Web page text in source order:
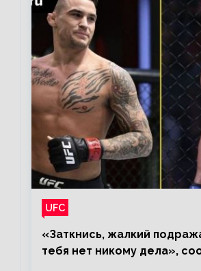
UFC
«Заткнись, жалкий
тебя нет никому дела»,